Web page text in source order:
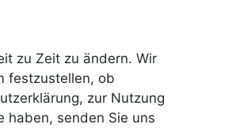
zu Zeit zu ändern. Wir
festzustellen, ob
zur Nutzung
haben, senden Sie uns